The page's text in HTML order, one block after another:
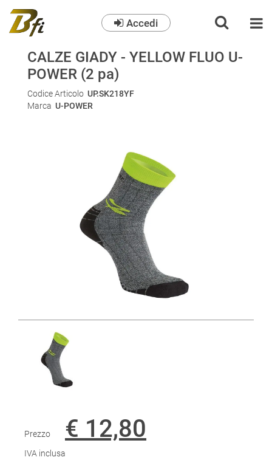
Accedi
CALZE GIADY - YELLOW FLUO U-
POWER (2 pa)
Codice Articolo UP.SK218YF
Marca U-POWER
Prezzo € 12,80
IVA inclusa